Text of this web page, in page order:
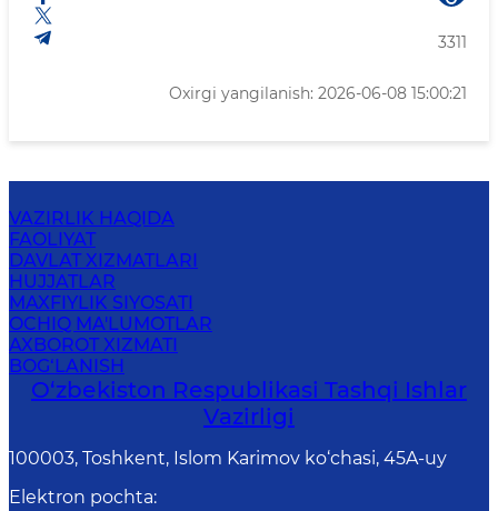
3311
Oxirgi yangilanish: 2026-06-08 15:00:21
VAZIRLIK HAQIDA
FAOLIYAT
DAVLAT XIZMATLARI
HUJJATLAR
MAXFIYLIK SIYOSATI
OCHIQ MA'LUMOTLAR
AXBOROT XIZMATI
BOG‘LANISH
O‘zbеkistоn Rеspublikаsi Tashqi Ishlаr
Vаzirligi
100003, Toshkent, Islom Karimov ko‘chasi, 45A-uy
Elektron pochta: